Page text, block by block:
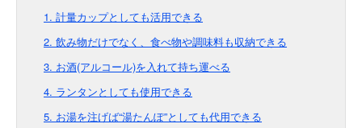
1. 計量カップとしても活用できる
2. 飲み物だけでなく、食べ物や調味料も収納できる
3. お酒(アルコール)を入れて持ち運べる
4. ランタンとしても使用できる
5. お湯を注げば“湯たんぽ”としても代用できる